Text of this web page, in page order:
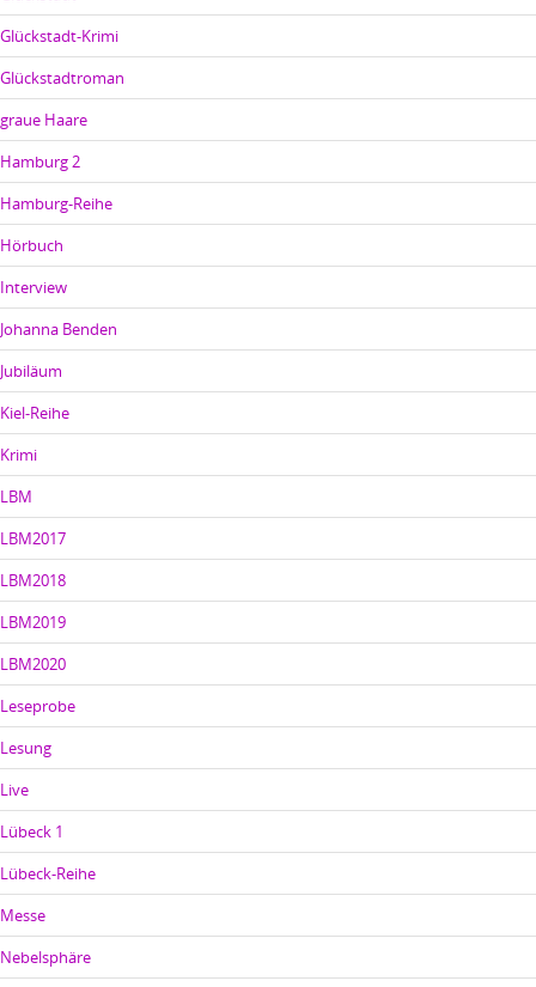
Glückstadt-Krimi
Glückstadtroman
graue Haare
Hamburg 2
Hamburg-Reihe
Hörbuch
Interview
Johanna Benden
Jubiläum
Kiel-Reihe
Krimi
LBM
LBM2017
LBM2018
LBM2019
LBM2020
Leseprobe
Lesung
Live
Lübeck 1
Lübeck-Reihe
Messe
Nebelsphäre